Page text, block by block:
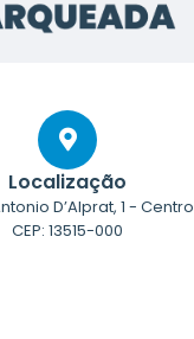
Localização
D’Alprat, 1 - Centro
CEP: 13515-000